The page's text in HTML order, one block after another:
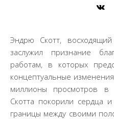
Эндрю Скотт,
заслужил признание
работам, в которых
концептуальные
миллионы просмотров в
Скотта покорили сердца
границы между своими